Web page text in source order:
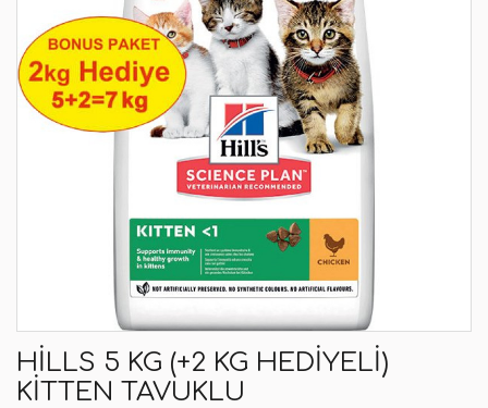
HILLS 5 KG (+2 KG HEDIYELI)
KITTEN TAVUKLU